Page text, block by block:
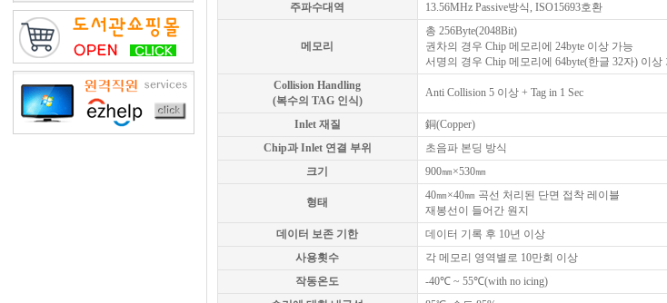
주파수대역
13.56MHz Passive방식, ISO15693호환
메모리
총 256Byte(2048Bit)
권차의 경우 Chip 메모리에 24byte 이상 가능
서명의 경우 Chip 메모리에 64byte(한글 32자) 이상
Collision Handling
(복수의 TAG 인식)
Anti Collision 5 이상 + Tag in 1 Sec
Inlet 재질
銅(Copper)
Chip과 Inlet 연결 부위
초음파 본딩 방식
크기
900㎜×530㎜
형태
40㎜×40㎜ 곡선 처리된 단면 접착 레이블
재봉선이 들어간 원지
데이터 보존 기한
데이터 기록 후 10년 이상
사용횟수
각 메모리 영역별로 10만회 이상
작동온도
-40℃ ~ 55℃(with no icing)